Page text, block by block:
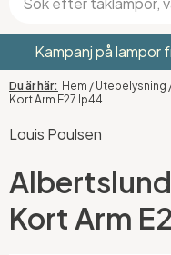
Kampanj på lampor
Hem / Utebelysning
Kort Arm E27 Ip44
Louis Poulsen
Kort Arm